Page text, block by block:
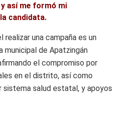
así me formó mi
candidata.
realizar una campaña es un
municipal de Apatzingán
el compromiso por
en el distrito, así como
sistema salud estatal, y apoyos